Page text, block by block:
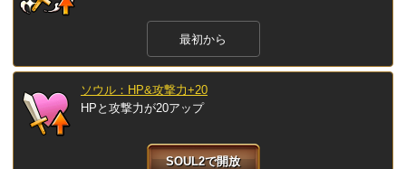
最初から
ソウル：HP&攻撃力+20
HPと攻撃力が20アップ
SOUL2で開放